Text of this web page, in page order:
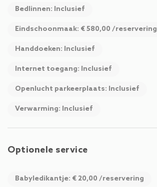
Bedlinnen: Inclusief
Eindschoonmaak: € 580,00 /reservering
Handdoeken: Inclusief
Internet toegang: Inclusief
Openlucht parkeerplaats: Inclusief
Verwarming: Inclusief
Optionele service
Babyledikantje: € 20,00 /reservering